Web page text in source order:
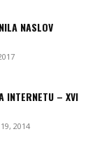
NASLOV
INTERNETU – XVI
2014